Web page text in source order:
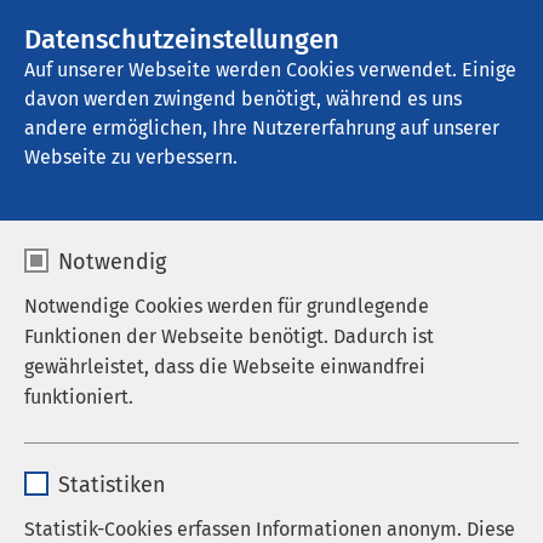
Datenschutzeinstellungen
Auf unserer Webseite werden Cookies verwendet. Einige
davon werden zwingend benötigt, während es uns
andere ermöglichen, Ihre Nutzererfahrung auf unserer
Webseite zu verbessern.
Notwendig
Notwendige Cookies werden für grundlegende
Funktionen der Webseite benötigt. Dadurch ist
gewährleistet, dass die Webseite einwandfrei
funktioniert.
Anbieter sgalinski
Statistiken
Statistik-Cookies erfassen Informationen anonym. Diese
AMEOS Klinikum Kiel